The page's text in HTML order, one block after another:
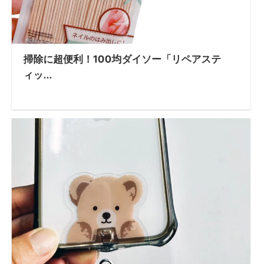
掃除に超便利！100均ダイソー「リペアステ
ィッ...